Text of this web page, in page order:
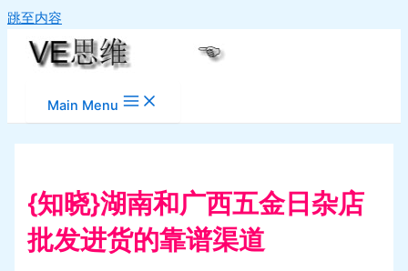
跳至内容
Main Menu
{知晓}湖南和广西五金日杂店
批发进货的靠谱渠道